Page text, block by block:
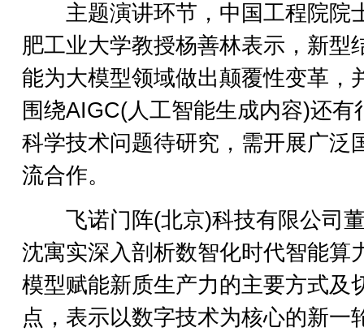
主题演讲环节，中国工程院院
肥工业大学教授杨善林表示，新型
能为大模型领域做出颠覆性变革，
围绕AIGC(人工智能生成内容)还有
科学技术问题待研究，需开展广泛
流合作。
飞诺门阵(北京)科技有限公司
沈寓实深入剖析数智化时代智能算
模型赋能新质生产力的主要方式及
点，表示以数字技术为核心的新一